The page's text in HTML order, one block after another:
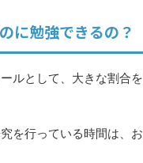
に勉強できるの？
ルとして、大きな割合
を行っている時間は、